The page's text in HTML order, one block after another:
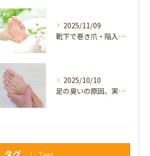
2025/11/09
靴下で巻き爪・陥入爪の予防はできる？おすすめの靴下を紹介！
2025/10/10
足の臭いの原因、実は巻き爪かも？ニオイ対策と予防のポイントも解説！
タグ